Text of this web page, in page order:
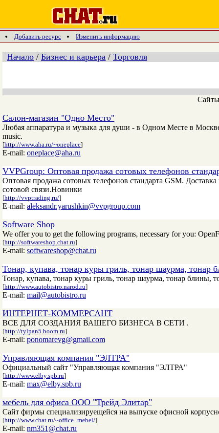
Добавить ресурс Изменить информацию
Начало / Бизнес и карьера / Торговля
Салон-магазин "Одно Место"
Любая аппаратура и музыка для души - в Одном Месте в
music.
[http://www.aha.ru/~oneplace]
E-mail: oneplace@aha.ru
VVPGroup: Оптовая продажа сотовых телефонов
Оптовая продажа сотовых телефонов стандарта GSM.
сотовой связи.Новинки
[http://vvptrading.ru/]
E-mail: aleksandr.yarushkin@vvpgroup.com
Software Shop
We offer you to get the following programs, necessary for you:
[http://softwareshop.chat.ru]
E-mail: softwareshop@chat.ru
Тонар, купава, тонар куры гриль, тонар шаурма, тонар
Тонар, купава, тонар куры гриль, тонар шаурма, тонар блины,
[http://www.autobistro.narod.ru]
E-mail: mail@autobistro.ru
ИНТЕРНЕТ-КОММЕРСАНТ
ВСЕ ДЛЯ СОЗДАНИЯ ВАШЕГО БИЗНЕСА В СЕТИ .
[http://tylpan5.boom.ru]
E-mail: ponomarevg@gmail.com
Управляющая компания "ЭЛТРА"
Официальный сайт "Управляющая компания "ЭЛТРА"
[http://www.elby.spb.ru]
E-mail: max@elby.spb.ru
мебель для офиса ООО "Трейд Элитар"
Сайт фирмы специализируещейся на выпуске офисной
[http://www.chat.ru/~office_mebel/]
E-mail: nm351@chat.ru